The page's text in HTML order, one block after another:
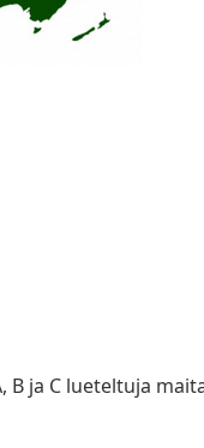
ja C lueteltuja